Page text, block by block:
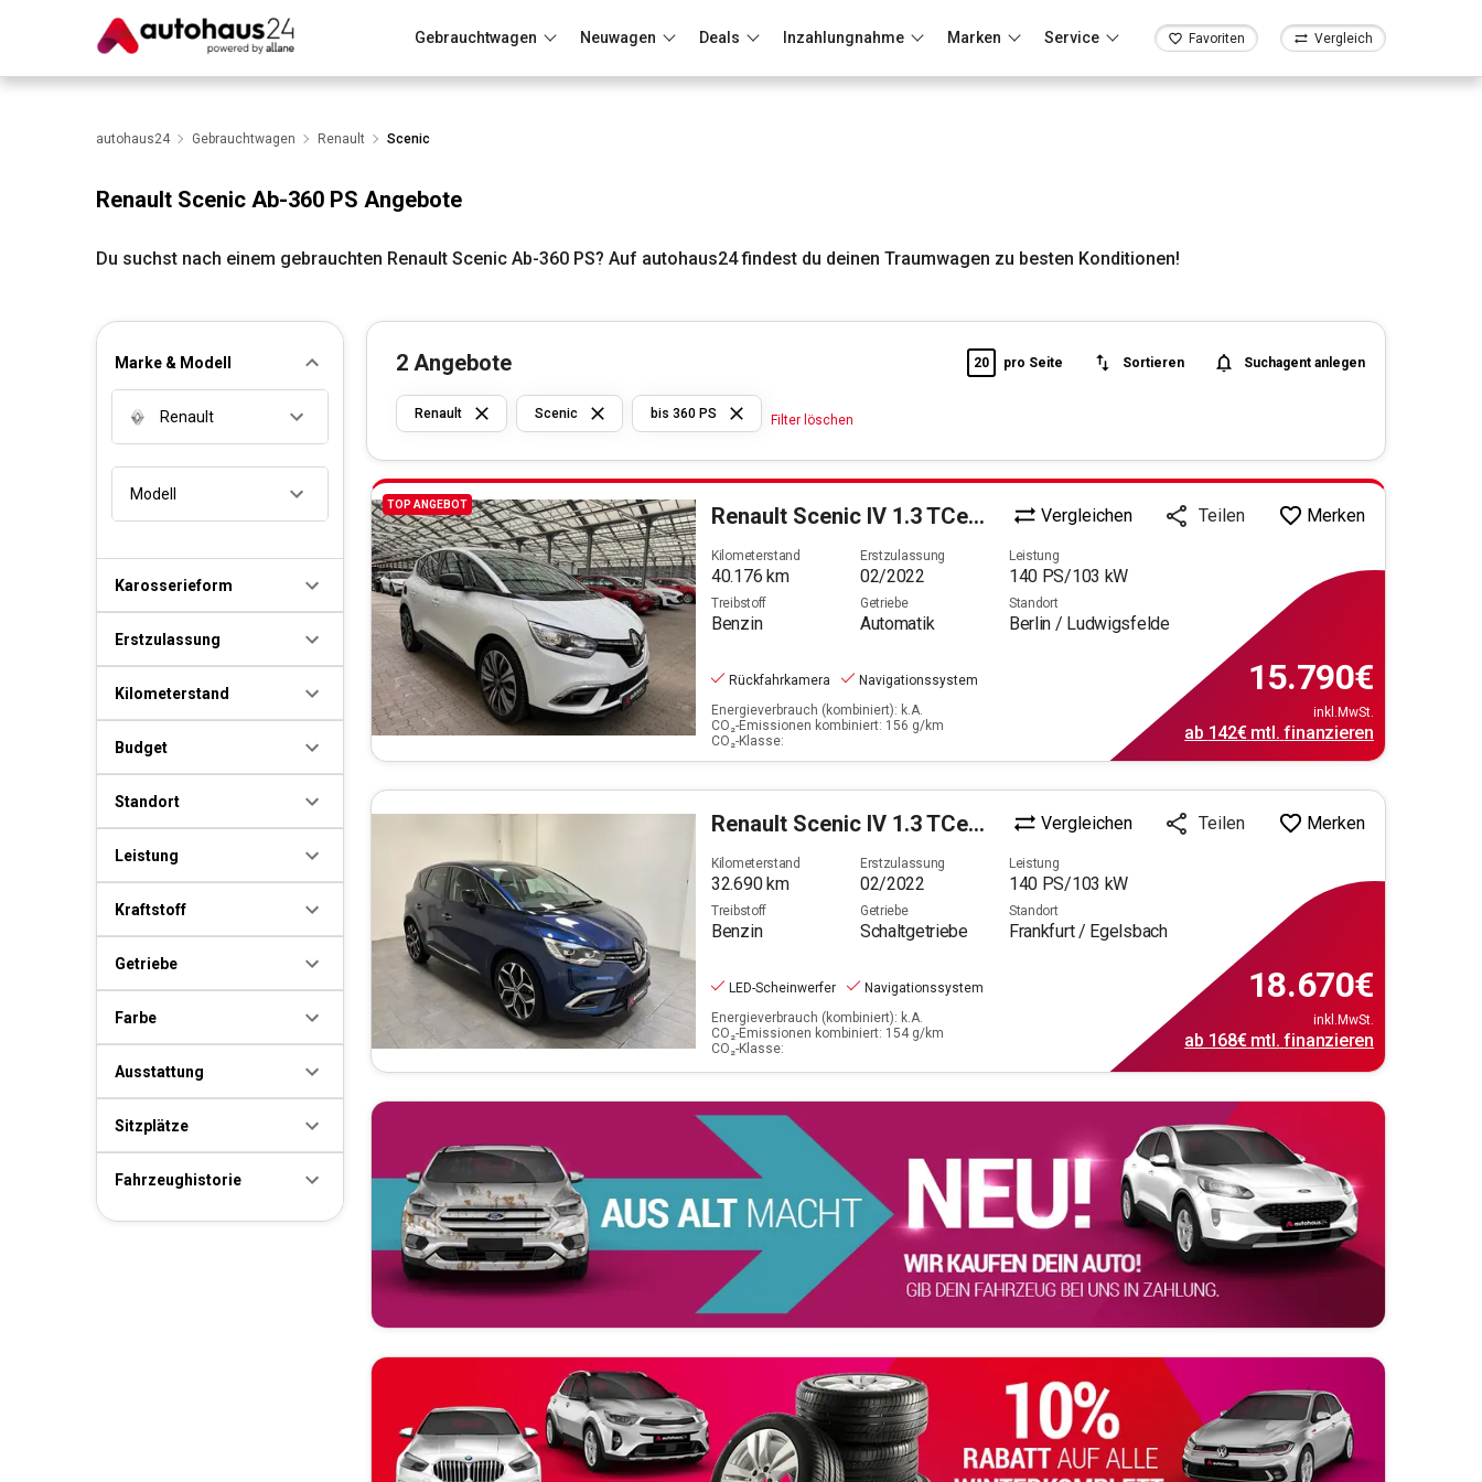
Gebrauchtwagen Neuwagen Deals Inzahlungnahme Marken Service Favoriten Vergleich
Wir bewerten dein AutoRund um die Inzahlungnahme
autohaus24 Gebrauchtwagen Renault Scenic
Renault Scenic Ab-360 PS Angebote
Du suchst nach einem gebrauchten Renault Scenic Ab-360 PS? Auf autohaus24 findest du deinen Traumwagen zu besten Konditionen!
Marke & Modell
Renault
Modell
Karosserieform
Erstzulassung
Kilometerstand
Budget
Standort
Leistung
Kraftstoff
Getriebe
Farbe
Ausstattung
Sitzplätze
Fahrzeughistorie
2 Angebote
bis 360
20 pro Seite Sortieren Suchagent anlegen
Renault Scenic bis 360 PS Filter löschen
TOP ANGEBOT Renault Scenic IV 1.3 TCe 140 Business Edition (EURO 6d) Vergleichen Teilen Merken
Kilometerstand
40.176 km
Erstzulassung
02/2022
Leistung
140 PS/103 kW
Treibstoff
Benzin
Getriebe
Automatik
Standort
Berlin / Ludwigsfelde
Rückfahrkamera
Navigationssystem
Energieverbrauch (kombiniert): k.A.
CO₂-Emissionen kombiniert: 156 g/km
CO₂-Klasse:
15.790€
inkl.MwSt.
ab 142€mtl. finanzieren
Renault Scenic IV 1.3 TCe 140 Intens GPF (EURO 6d) Vergleichen Teilen Merken
Kilometerstand
32.690km
Erstzulassung
02/2022
Leistung
140 PS/103 kW
Treibstoff
Benzin
Getriebe
Schaltgetriebe
Standort
Frankfurt / Egelsbach
LED-Scheinwerfer
Navigationssystem
Energieverbrauch (kombiniert): k.A.
CO₂-Emissionen kombiniert: 154 g/km
CO₂-Klasse:
18.670€
inkl.MwSt.
ab 168€mtl. finanzieren